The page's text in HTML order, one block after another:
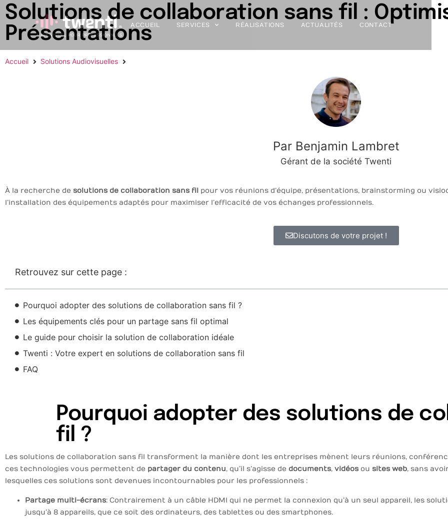
ACCUEIL SERVICES RÉALISATIONS ACTUALITÉS CONTACT
Solutions de collaboration sans fil :
Présentations
Accueil Solutions Audiovisuelles
Par Benjamin Lambret
Gérant de la société Twenti
À la recherche de solutions de collaboration sans fil pour vos réunions d’équipe, présentations, brainstorming ou
l’installation des équipements adaptés pour maximiser l’efficacité de vos échanges professionnels.
Discutons de votre projet !
Retrouvez sur cette page :
Pourquoi adopter des solutions de collaboration sans fil ?
Les équipements clés pour un partage sans fil optimal
Le guide pour choisir la solution de collaboration idéale
Twenti : Votre expert en solutions de collaboration sans fil
FAQ
Pourquoi adopter des solutions de
fil ?
Les solutions de collaboration sans fil transforment la manière dont les entreprises mènent leurs réunions,
ces technologies vous permettent de partager du contenu, qu’il s’agisse de documents, vidéos ou sites web, sans
lesquelles ces solutions sont devenues incontournables pour les professionnels :
Partage multi-écrans: Contrairement à un câble HDMI qui ne permet la connexion qu’à un seul appareil, les
jusqu’à 8 appareils, que ce soit des ordinateurs, des tablettes ou des smartphones.